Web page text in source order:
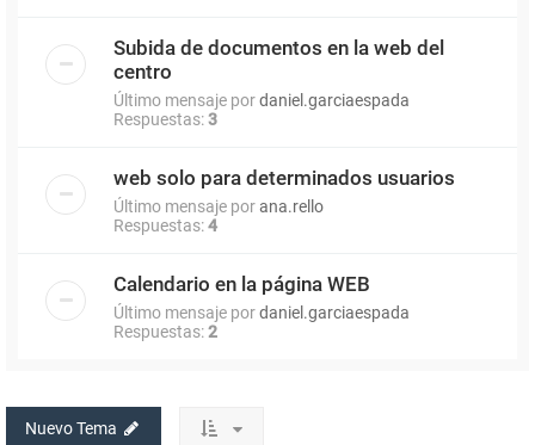
Subida de documentos en la web del
centro
Último mensaje pordaniel.garciaespada
Respuestas:3
web solo para determinados usuarios
Último mensaje porana.rello
Respuestas:4
Calendario en la página WEB
Último mensaje pordaniel.garciaespada
Respuestas:2
Nuevo Tema